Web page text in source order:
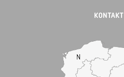
KONTAKT